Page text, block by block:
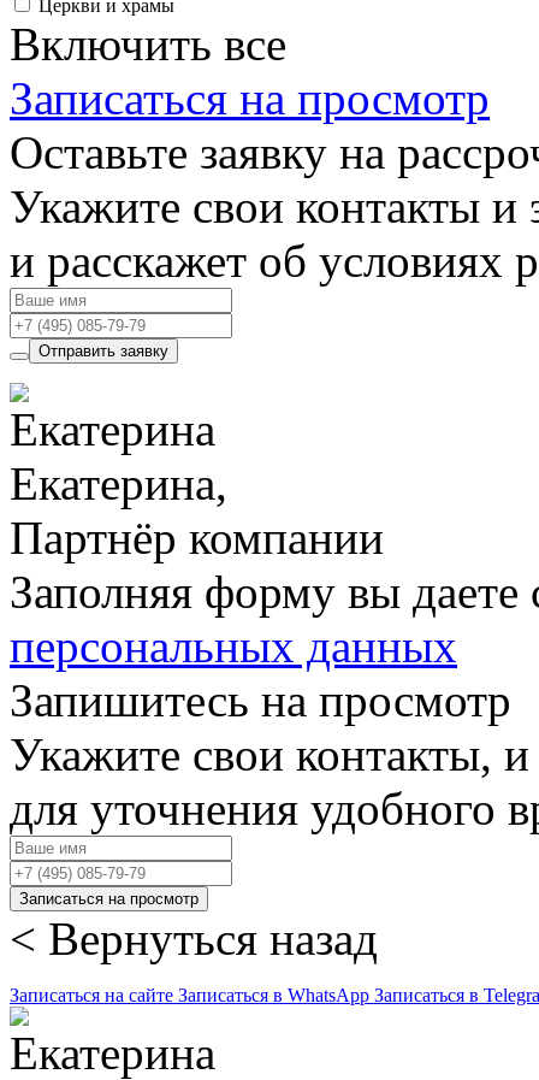
Церкви и храмы
Включить все
Записаться на просмотр
Оставьте заявку на
Укажите свои контакты и
и расскажет об условиях
Отправить заявку
Екатерина,
Партнёр компании
Заполняя форму вы даете
персональных данных
Запишитесь на просмотр
Укажите свои контакты,
для уточнения удобного
Записаться на просмотр
< Вернуться назад
Записаться на сайте Записаться в WhatsApp Записаться в